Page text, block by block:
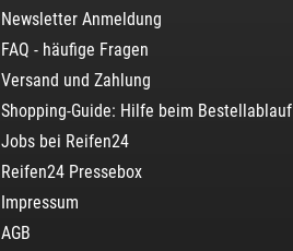
Newsletter Anmeldung
FAQ - häufige Fragen
Versand und Zahlung
Shopping-Guide: Hilfe beim Bestellablauf
Jobs bei Reifen24
Reifen24 Pressebox
Impressum
AGB